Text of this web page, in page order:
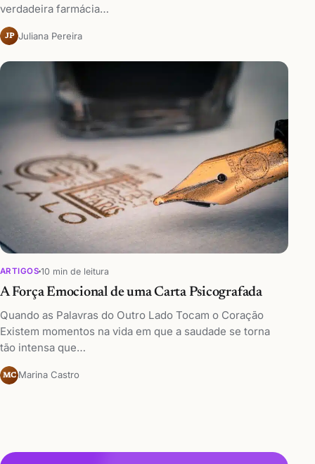
verdadeira farmácia…
JP Juliana Pereira
ARTIGOS 10 min de leitura
A Força Emocional de uma Carta Psicografada
Quando as Palavras do Outro Lado Tocam o Coração
Existem momentos na vida em que a saudade se torna
tão intensa que…
MC Marina Castro